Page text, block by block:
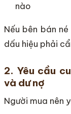
nào
Nếu bên bán
dấu hiệu phải
2. Yêu cầu
và dư nợ
Người mua nên